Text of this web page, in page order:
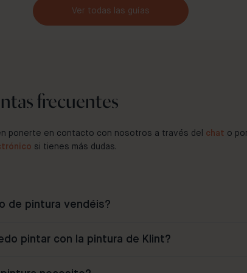
Ver todas las guías
frecuentes
ponerte en contacto con nosotros a través del chat o
si tienes más dudas.
de pintura vendéis?
pintar con la pintura de Klint?